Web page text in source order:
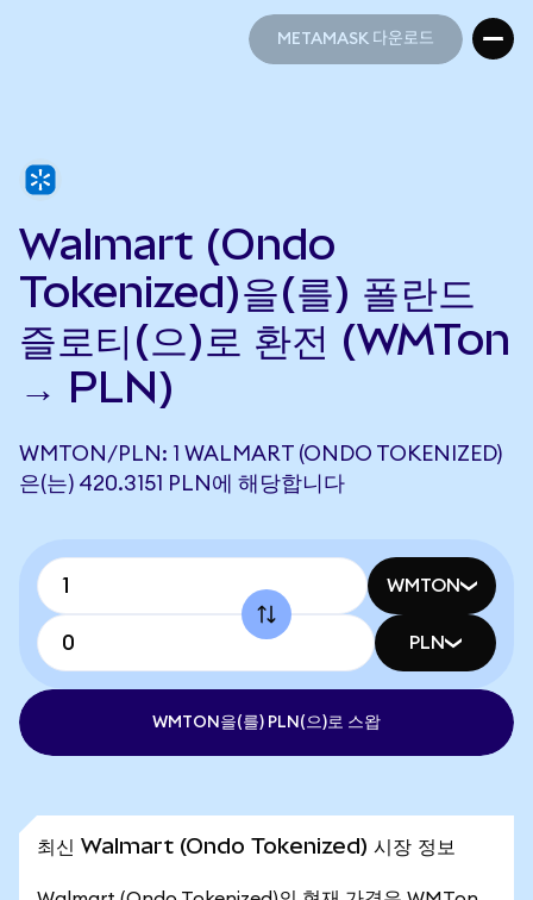
METAMASK 다운로드
Walmart (Ondo
Tokenized)을(를) 폴란드
즐로티(으)로 환전 (WMTon
→ PLN)
WMTON/PLN: 1 WALMART (ONDO TOKENIZED)
은(는) 420.3151 PLN에 해당합니다
WMTON
PLN
WMTON을(를) PLN(으)로 스왑
최신 Walmart (Ondo Tokenized) 시장 정보